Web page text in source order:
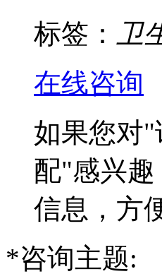
标签：
卫
在线咨询
如果您对"
配"感兴
信息，方
*咨询主题: